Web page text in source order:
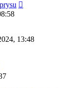
13:48